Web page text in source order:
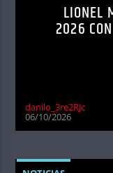
LIONEL
2026
danilo_3re2RJc
06/10/2026